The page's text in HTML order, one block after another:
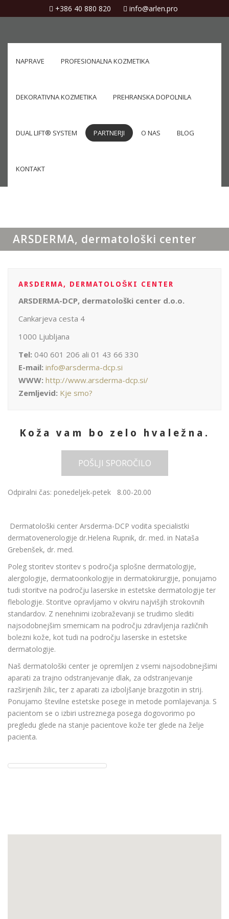
+386 40 880 820 info@arlen.pro
NAPRAVE PROFESIONALNA KOZMETIKA
DEKORATIVNA KOZMETIKA PREHRANSKA DOPOLNILA
DUAL LIFT® SYSTEM PARTNERJI O NAS BLOG
KONTAKT
ARSDERMA, dermatološki center
ARSDERMA, DERMATOLOŠKI CENTER
ARSDERMA-DCP, dermatološki center d.o.o.
Cankarjeva cesta 4
1000 Ljubljana
Tel: 040 601 206 ali 01 43 66 330
E-mail: info@arsderma-dcp.si
WWW: http://www.arsderma-dcp.si/
Zemljevid: Kje smo?
Koža vam bo zelo hvaležna.
POŠLJI SPOROČILO
Odpiralni čas: ponedeljek-petek 8.00-20.00
Dermatološki center Arsderma-DCP vodita specialistki
dermatovenerologije dr.Helena Rupnik, dr. med. in Nataša
Grebenšek, dr. med.
Poleg storitev storitev s področja splošne dermatologije,
alergologije, dermatoonkologije in dermatokirurgije, ponujamo
tudi storitve na področju laserske in estetske dermatologije ter
flebologije. Storitve opravljamo v okviru najvišjih strokovnih
standardov. Z nenehnimi izobraževanji se trudimo slediti
najsodobnejšim smernicam na področju zdravljenja različnih
bolezni kože, kot tudi na področju laserske in estetske
dermatologije.
Naš dermatološki center je opremljen z vsemi najsodobnejšimi
aparati za trajno odstranjevanje dlak, za odstranjevanje
razširjenih žilic, ter z aparati za izboljšanje brazgotin in strij.
Ponujamo številne estetske posege in metode pomlajevanja. S
pacientom se o izbiri ustreznega posega dogovorimo po
pregledu glede na stanje pacientove kože ter glede na želje
pacienta.